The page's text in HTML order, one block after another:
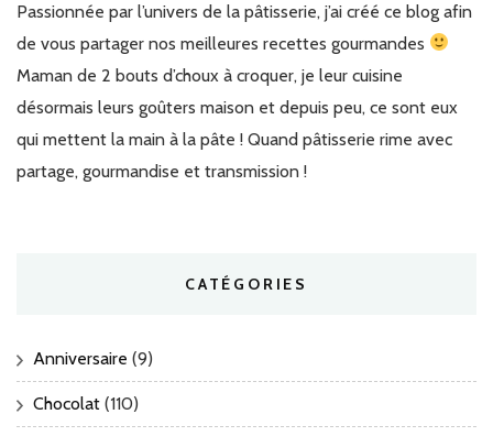
Passionnée par l’univers de la pâtisserie, j’ai créé ce blog afin
de vous partager nos meilleures recettes gourmandes
Maman de 2 bouts d’choux à croquer, je leur cuisine
désormais leurs goûters maison et depuis peu, ce sont eux
qui mettent la main à la pâte ! Quand pâtisserie rime avec
partage, gourmandise et transmission !
CATÉGORIES
Anniversaire (9)
Chocolat (110)